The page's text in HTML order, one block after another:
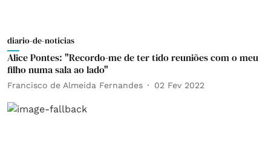
diario-de-noticias
Alice Pontes: "Recordo-me de ter tido reuniões com o meu
filho numa sala ao lado"
Francisco de Almeida Fernandes 02 Fev 2022